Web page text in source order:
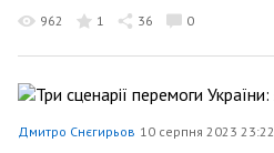
962 1 36 0
Дмитро Снєгирьов 10 серпня 2023 23:22